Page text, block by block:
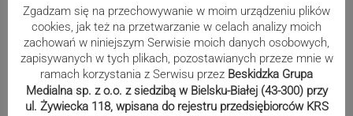
ZDJĘCIA
Bracia Szejowie ruszają po kolejne
punkty. Liderzy mistrzostw
Zgadzam się na przechowywanie w moim urządzeniu plików
cookies, jak też na przetwarzanie w celach analizy moich
zachowań w niniejszym Serwisie moich danych osobowych,
zapisywanych w tych plikach, pozostawianych przeze mnie w
ramach korzystania z Serwisu przez Beskidzka Grupa
Medialna sp. z o.o. z siedzibą w Bielsku-Białej (43-300) przy
ul. Żywiecka 118, wpisana do rejestru przedsiębiorców KRS